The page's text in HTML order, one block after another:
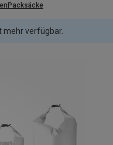
Packsäcke
mehr verfügbar.